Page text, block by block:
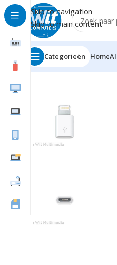
Skip to navigation
Skip to main content
Categorieën Home
Home Notebook/